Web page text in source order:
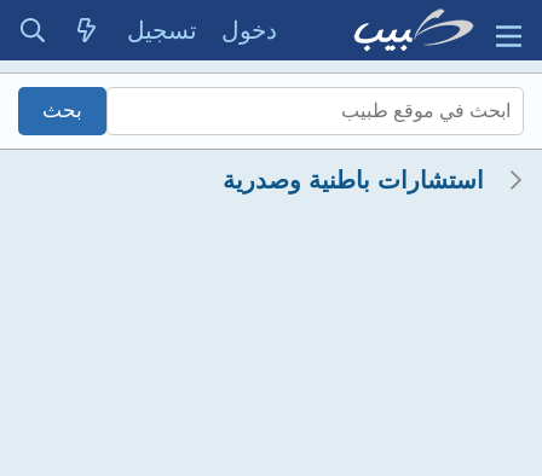
دخول تسجيل
استشارات باطنية وصدرية